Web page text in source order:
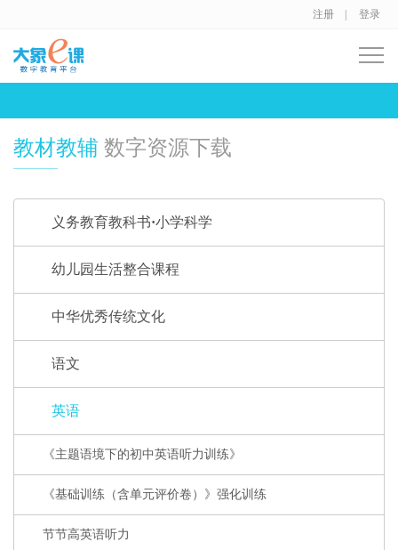
注册 | 登录
教材教辅 数字资源下载
义务教育教科书·小学科学
幼儿园生活整合课程
中华优秀传统文化
语文
英语
《主题语境下的初中英语听力训练》
《基础训练（含单元评价卷）》强化训练
节节高英语听力